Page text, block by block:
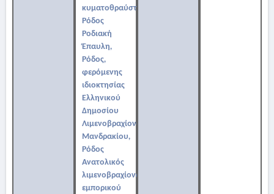
κυματοθραύστες,
Ρόδος
Ροδιακή
Έπαυλη,
Ρόδος,
φερόμενης
ιδιοκτησίας
Ελληνικού
Δημοσίου
Λιμενοβραχίονας
Μανδρακίου,
Ρόδος
Ανατολικός
λιμενοβραχίονας
εμπορικού